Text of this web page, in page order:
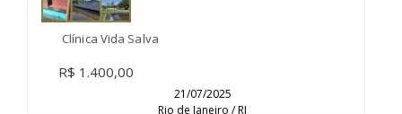
Clínica Vida Salva
R$ 1.400,00
21/07/2025
Rio de Janeiro / RJ